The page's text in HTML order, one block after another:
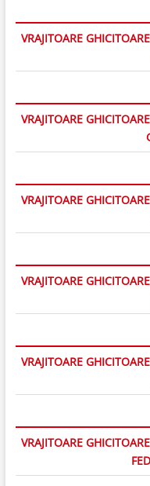
VRAJITOARE
VRAJITOARE
VRAJITOARE
VRAJITOARE
VRAJITOARE
VRAJITOARE